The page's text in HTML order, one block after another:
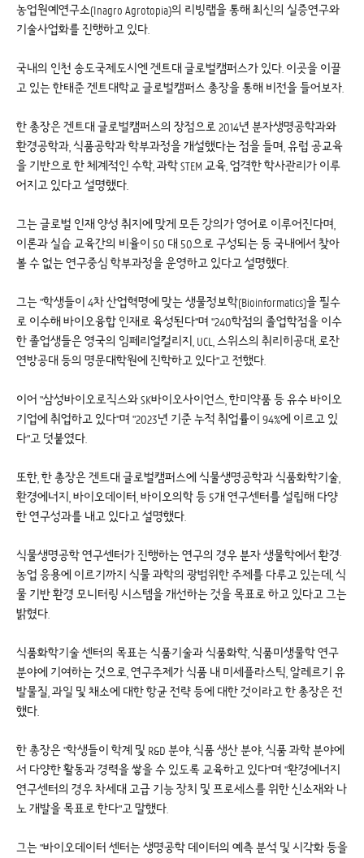
농업원예연구소(Inagro Agrotopia)의 리빙랩을 통해 최신의 실증연구와
기술사업화를 진행하고 있다.
국내의 인천 송도국제도시엔 겐트대 글로벌캠퍼스가 있다. 이곳을 이끌
고 있는 한태준 겐트대학교 글로벌캠퍼스 총장을 통해 비전을 들어보자.
한 총장은 겐트대 글로벌캠퍼스의 장점으로 2014년 분자생명공학과와
환경공학과, 식품공학과 학부과정을 개설했다는 점을 들며, 유럽 공교육
을 기반으로 한 체계적인 수학, 과학 STEM 교육, 엄격한 학사관리가 이루
어지고 있다고 설명했다.
그는 글로벌 인재 양성 취지에 맞게 모든 강의가 영어로 이루어진다며,
이론과 실습 교육간의 비율이 50 대 50으로 구성되는 등 국내에서 찾아
볼 수 없는 연구중심 학부과정을 운영하고 있다고 설명했다.
그는 "학생들이 4차 산업혁명에 맞는 생물정보학(Bioinformatics)을 필수
로 이수해 바이오융합 인재로 육성된다"며 "240학점의 졸업학점을 이수
한 졸업생들은 영국의 임페리얼컬리지, UCL, 스위스의 취리히공대, 로잔
연방공대 등의 명문대학원에 진학하고 있다"고 전했다.
이어 "삼성바이오로직스와 SK바이오사이언스, 한미약품 등 유수 바이오
기업에 취업하고 있다"며 "2023년 기준 누적 취업률이 94%에 이르고 있
다"고 덧붙였다.
또한, 한 총장은 겐트대 글로벌캠퍼스에 식물생명공학과 식품화학기술,
환경에너지, 바이오데이터, 바이오의학 등 5개 연구센터를 설립해 다양
한 연구성과를 내고 있다고 설명했다.
식물생명공학 연구센터가 진행하는 연구의 경우 분자 생물학에서 환경·
농업 응용에 이르기까지 식물 과학의 광범위한 주제를 다루고 있는데, 식
물 기반 환경 모니터링 시스템을 개선하는 것을 목표로 하고 있다고 그는
밝혔다.
식품화학기술 센터의 목표는 식품기술과 식품화학, 식품미생물학 연구
분야에 기여하는 것으로, 연구주제가 식품 내 미세플라스틱, 알레르기 유
발물질, 과일 및 채소에 대한 항균 전략 등에 대한 것이라고 한 총장은 전
했다.
한 총장은 "학생들이 학계 및 R&D 분야, 식품 생산 분야, 식품 과학 분야에
서 다양한 활동과 경력을 쌓을 수 있도록 교육하고 있다"며 "환경에너지
연구센터의 경우 차세대 고급 기능 장치 및 프로세스를 위한 신소재와 나
노 개발을 목표로 한다"고 말했다.
그는 "바이오데이터 센터는 생명공학 데이터의 예측 분석 및 시각화 등을